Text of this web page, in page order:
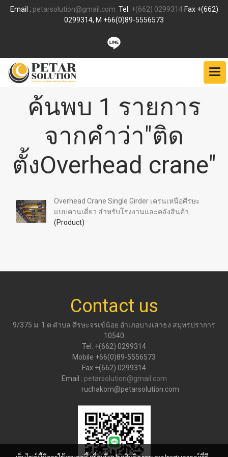
Email : petarsolution@gmail.com Tel. +(662) 0299314Fax +(662)
0299314, M +66(0)89-5556573
ค้นพบ 1 รายการ
จากคำว่า"ติด
ตั้งOverhead crane"
Overhead Crane Single Girder เครนเหนือศีรษะ
แบบคานเดี่ยว สำหรับโรงงานและคลังสินค้า
(Product)
Contact us
9/375 ม. 1 ต ตำบล ศีรษะจรเข้น้อย อำเภอบางเสาธง สมุทรปราการ
10540
Tel. +(662) 0299314
Mobile +66(0)89-5556573
Fax +(662) 0299314
Email : petarsolution@gmail.com
ruchakorn@petarsolution.com